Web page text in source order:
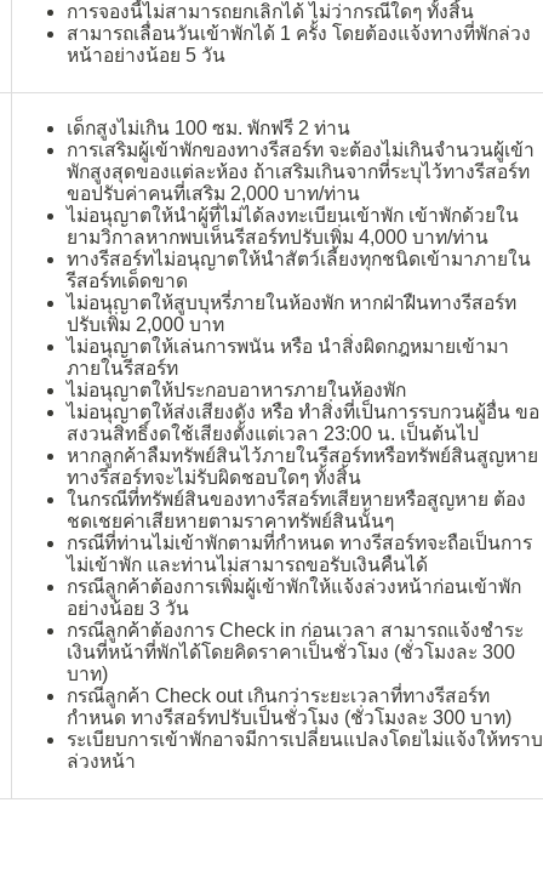
การจองนี้ไม่สามารถยกเลิกได้ ไม่ว่ากรณีใดๆ ทั้งสิ้น
สามารถเลื่อนวันเข้าพักได้ 1 ครั้ง โดยต้องแจ้งทางที่พักล่วง
หน้าอย่างน้อย 5 วัน
เด็กสูงไม่เกิน 100 ซม. พักฟรี 2 ท่าน
การเสริมผู้เข้าพักของทางรีสอร์ท จะต้องไม่เกินจำนวนผู้เข้า
พักสูงสุดของแต่ละห้อง ถ้าเสริมเกินจากที่ระบุไว้ทางรีสอร์ท
ขอปรับค่าคนที่เสริม 2,000 บาท/ท่าน
ไม่อนุญาตให้นำผู้ที่ไม่ได้ลงทะเบียนเข้าพัก เข้าพักด้วยใน
ยามวิกาลหากพบเห็นรีสอร์ทปรับเพิ่ม 4,000 บาท/ท่าน
ทางรีสอร์ทไม่อนุญาตให้นำสัตว์เลี้ยงทุกชนิดเข้ามาภายใน
รีสอร์ทเด็ดขาด
ไม่อนุญาตให้สูบบุหรี่ภายในห้องพัก หากฝ่าฝืนทางรีสอร์ท
ปรับเพิ่ม 2,000 บาท
ไม่อนุญาตให้เล่นการพนัน หรือ นำสิ่งผิดกฎหมายเข้ามา
ภายในรีสอร์ท
ไม่อนุญาตให้ประกอบอาหารภายในห้องพัก
ไม่อนุญาตให้ส่งเสียงดัง หรือ ทำสิ่งที่เป็นการรบกวนผู้อื่น ขอ
สงวนสิทธิ์งดใช้เสียงตั้งแต่เวลา 23:00 น. เป็นต้นไป
หากลูกค้าลืมทรัพย์สินไว้ภายในรีสอร์ทหรือทรัพย์สินสูญหาย
ทางรีสอร์ทจะไม่รับผิดชอบใดๆ ทั้งสิ้น
ในกรณีที่ทรัพย์สินของทางรีสอร์ทเสียหายหรือสูญหาย ต้อง
ชดเชยค่าเสียหายตามราคาทรัพย์สินนั้นๆ
กรณีที่ท่านไม่เข้าพักตามที่กำหนด ทางรีสอร์ทจะถือเป็นการ
ไม่เข้าพัก และท่านไม่สามารถขอรับเงินคืนได้
กรณีลูกค้าต้องการเพิ่มผู้เข้าพักให้แจ้งล่วงหน้าก่อนเข้าพัก
อย่างน้อย 3 วัน
กรณีลูกค้าต้องการ Check in ก่อนเวลา สามารถแจ้งชำระ
เงินที่หน้าที่พักได้โดยคิดราคาเป็นชั่วโมง (ชั่วโมงละ 300
บาท)
กรณีลูกค้า Check out เกินกว่าระยะเวลาที่ทางรีสอร์ท
กำหนด ทางรีสอร์ทปรับเป็นชั่วโมง (ชั่วโมงละ 300 บาท)
ระเบียบการเข้าพักอาจมีการเปลี่ยนแปลงโดยไม่แจ้งให้ทราบ
ล่วงหน้า